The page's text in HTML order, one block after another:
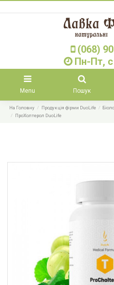
(068)
Пн-Пт,
Menu Пошук
На Головну Продукція фірми DuoLife
ПроХолтерол DuoLife